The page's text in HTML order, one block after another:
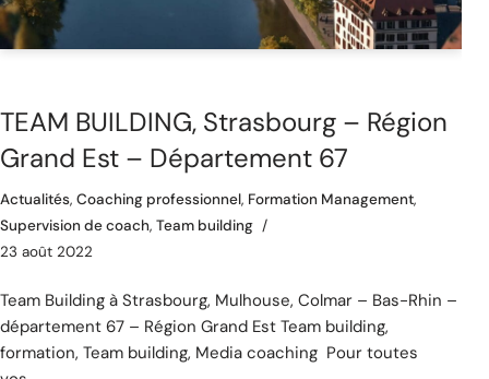
TEAM BUILDING, Strasbourg – Région
Grand Est – Département 67
Actualités, Coaching professionnel, Formation Management,
Supervision de coach, Team building
23 août 2022
Team Building à Strasbourg, Mulhouse, Colmar – Bas-Rhin –
département 67 – Région Grand Est Team building,
formation, Team building, Media coaching Pour toutes